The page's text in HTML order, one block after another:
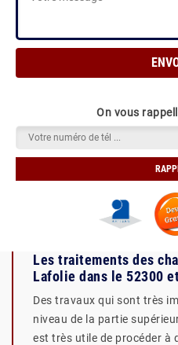
On vous
Les traitements des
Lafolie dans le 52300
Des travaux qui sont très
niveau de la partie
est très utile de procéder à